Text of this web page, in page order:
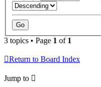
3 topics • Page 1 of 1
Return to Board Index
Jump to